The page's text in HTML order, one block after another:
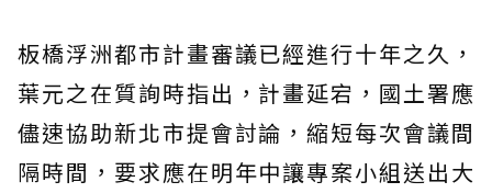
板橋浮洲都市計畫審議已經進行十年之久，
葉元之在質詢時指出，計畫延宕，國土署應
儘速協助新北市提會討論，縮短每次會議間
隔時間，要求應在明年中讓專案小組送出大